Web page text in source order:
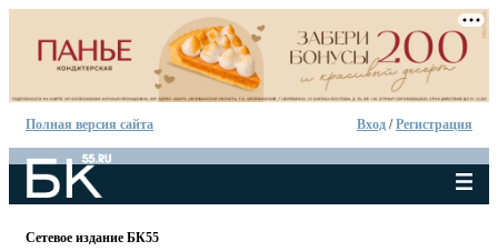
Полная версия сайта Вход /Регистрация
Сетевое издание БК55